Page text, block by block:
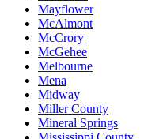
Mayflower
McAlmont
McCrory
McGehee
Melbourne
Mena
Midway
Miller County
Mineral Springs